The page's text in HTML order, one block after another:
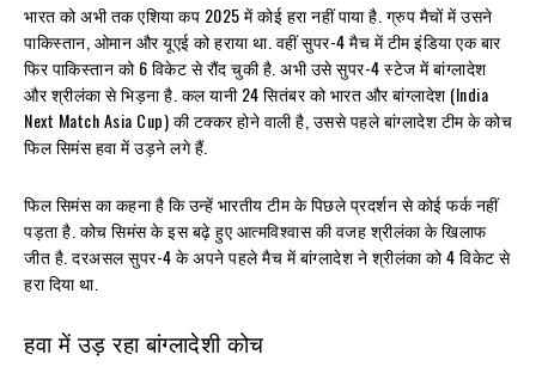
भारत को अभी तक एशिया कप 2025 में कोई हरा नहीं पाया है. ग्रुप मैचों में उसने
पाकिस्तान, ओमान और यूएई को हराया था. वहीं सुपर-4 मैच में टीम इंडिया एक बार
फिर पाकिस्तान को 6 विकेट से रौंद चुकी है. अभी उसे सुपर-4 स्टेज में बांग्लादेश
और श्रीलंका से भिड़ना है. कल यानी 24 सितंबर को भारत और बांग्लादेश (India
Next Match Asia Cup) की टक्कर होने वाली है, उससे पहले बांग्लादेश टीम के कोच
फिल सिमंस हवा में उड़ने लगे हैं.
फिल सिमंस का कहना है कि उन्हें भारतीय टीम के पिछले प्रदर्शन से कोई फर्क नहीं
पड़ता है. कोच सिमंस के इस बढ़े हुए आत्मविश्वास की वजह श्रीलंका के खिलाफ
जीत है. दरअसल सुपर-4 के अपने पहले मैच में बांग्लादेश ने श्रीलंका को 4 विकेट से
हरा दिया था.
हवा में उड़ रहा बांग्लादेशी कोच